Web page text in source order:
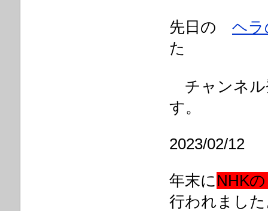
先日の ヘラ
た
チャンネル
す。
2023/02/12
年末に NHK
行われまし